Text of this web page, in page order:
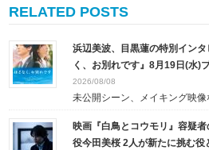
RELATED POSTS
浜辺美波、目黒蓮の特別イン
く、お別れです』8月19日(水)
2026/08/08
未公開シーン、メイキング映像
映画『白鳥とコウモリ』容疑
役今田美桜 2人が新たに挑む